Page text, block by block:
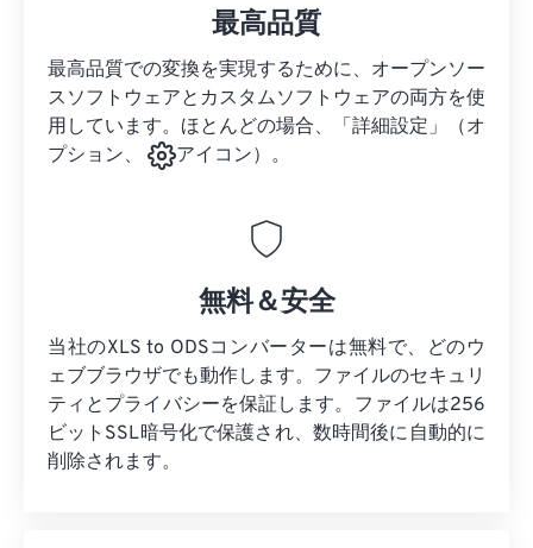
最高品質
最高品質での変換を実現するために、オープンソー
スソフトウェアとカスタムソフトウェアの両方を使
用しています。ほとんどの場合、「詳細設定」（オ
プション、
アイコン）。
無料＆安全
当社のXLS to ODSコンバーターは無料で、どのウ
ェブブラウザでも動作します。ファイルのセキュリ
ティとプライバシーを保証します。ファイルは256
ビットSSL暗号化で保護され、数時間後に自動的に
削除されます。